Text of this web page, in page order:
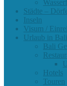
Städte –
Inseln
Visum /
Urlaub in Bali
Bali
Hotels
Touren